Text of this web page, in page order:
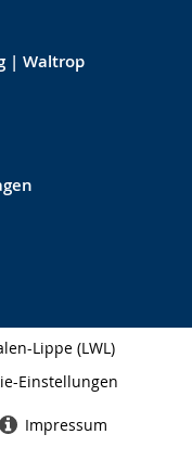
| Waltrop
Lippe (LWL)
Einstellungen
Impressum